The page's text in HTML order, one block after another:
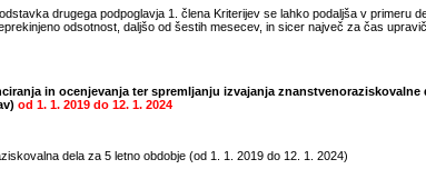
drugega podpoglavja 1. člena Kriterijev se lahko podaljša v
odsotnost, daljšo od šestih mesecev, in sicer največ za čas
in ocenjevanja ter spremljanju izvajanja
od 1. 1. 2019 do 12. 1. 2024
dela za 5 letno obdobje (od 1. 1. 2019 do 12. 1. 2024)